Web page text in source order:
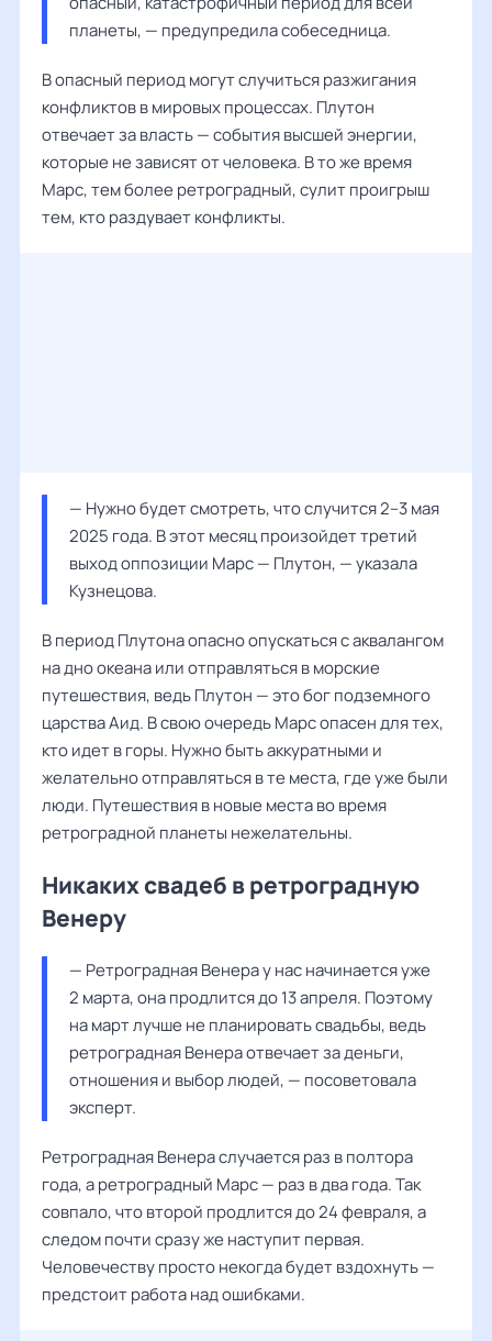
планеты, — предупредила собеседница.
В опасный период могут случиться разжигания
конфликтов в мировых процессах. Плутон
отвечает за власть — события высшей энергии,
которые не зависят от человека. В то же время
Марс, тем более ретроградный, сулит проигрыш
тем, кто раздувает конфликты.
— Нужно будет смотреть, что случится 2–3 мая
2025 года. В этот месяц произойдет третий
Кузнецова.
В период Плутона опасно опускаться с аквалангом
на дно океана или отправляться в морские
путешествия, ведь Плутон — это бог подземного
царства Аид. В свою очередь Марс опасен для тех,
кто идет в горы. Нужно быть аккуратными и
желательно отправляться в те места, где уже были
люди. Путешествия в новые места во время
ретроградной планеты нежелательны.
Никаких свадеб в ретроградную
Венеру
— Ретроградная Венера у нас начинается уже
2 марта, она продлится до 13 апреля. Поэтому
на март лучше не планировать свадьбы, ведь
ретроградная Венера отвечает за деньги,
отношения и выбор людей, — посоветовала
эксперт.
Ретроградная Венера случается раз в полтора
года, а ретроградный Марс — раз в два года. Так
совпало, что второй продлится до 24 февраля, а
следом почти сразу же наступит первая.
Человечеству просто некогда будет вздохнуть —
предстоит работа над ошибками.